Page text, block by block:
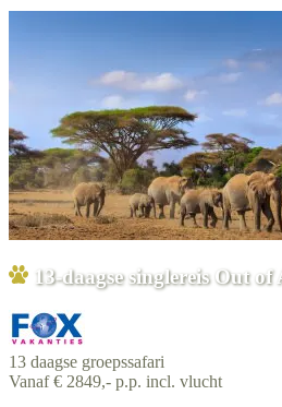
13-daagse singlereis Out of
13 daagse groepssafari
Vanaf € 2849,- p.p. incl. vlucht